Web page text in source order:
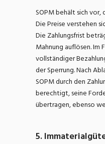
SOPM behält sich
Die Preise verstehen
Die Zahlungsfrist
Mahnung auflösen.
vollständiger
der Sperrung. Nach
SOPM durch den
berechtigt, seine
übertragen, ebenso
5.